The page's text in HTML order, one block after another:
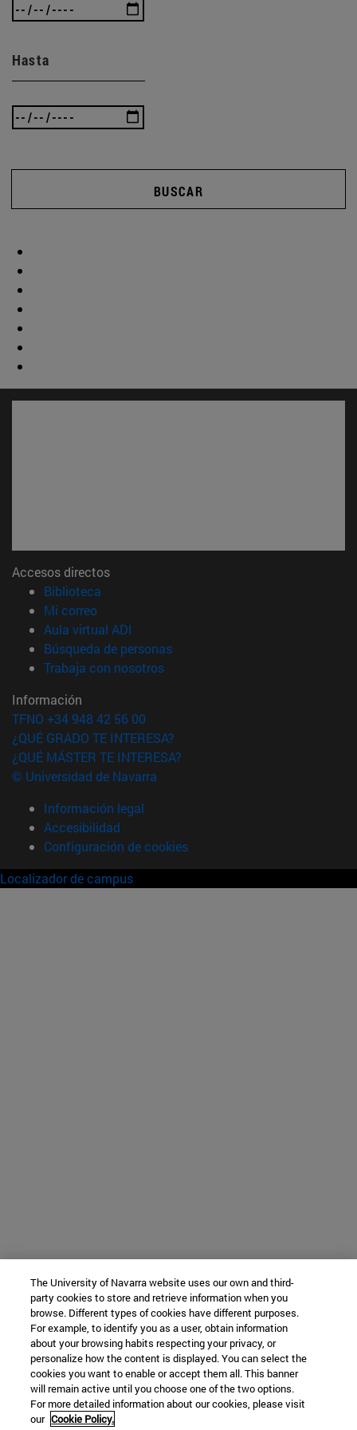
Hasta
BUSCAR
Accesos directos
Biblioteca
Mi correo(abre en nueva ventana)
Aula virtual ADI
Búsqueda de personas(abre en nueva ventana)
Trabaja con nosotros(abre en nueva ventana)
Información
TFNO +34 948 42 56 00
¿QUÉ GRADO TE INTERESA?
¿QUÉ MÁSTER TE INTERESA?
© Universidad de Navarra
Información legal
Accesibilidad
Configuración de cookies
Localizador de campus
The University of Navarra website uses our own and third-
party cookies to store and retrieve information when you
browse. Different types of cookies have different purposes.
For example, to identify you as a user, obtain information
about your browsing habits respecting your privacy, or
personalize how the content is displayed. You can select the
cookies you want to enable or accept them all. This banner
will remain active until you choose one of the two options.
For more detailed information about our cookies, please visit
our Cookie Policy.